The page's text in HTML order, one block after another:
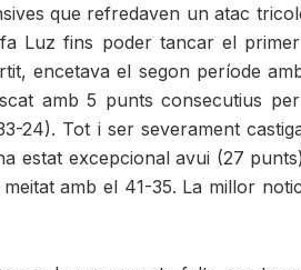
que refredaven un atac
Luz fins poder tancar el
encetava el segon període
amb 5 punts consecutius
24). Tot i ser severament
estat excepcional avui (27
amb el 41-35. La millor